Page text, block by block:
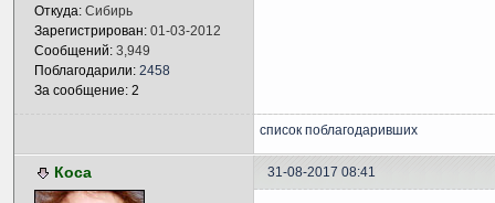
Откуда: Сибирь
Зарегистрирован: 01-03-2012
Сообщений: 3,949
Поблагодарили: 2458
За сообщение: 2
список поблагодаривших
Коса 31-08-2017 08:41